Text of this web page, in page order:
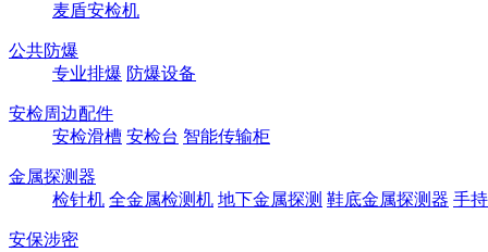
麦盾安检机
公共防爆
专业排爆 防爆设备
安检周边配件
安检滑槽 安检台 智能传输柜
金属探测器
检针机 全金属检测机 地下金属探测 鞋底金属探测器 手
安保涉密